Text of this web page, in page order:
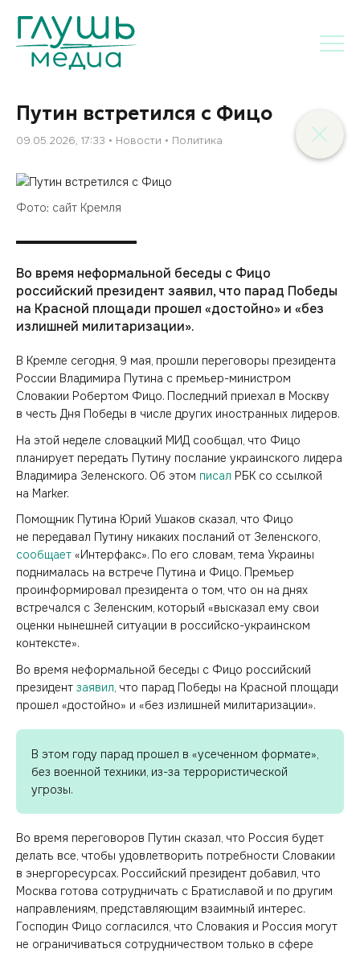
Путин встретился с Фицо
09.05.2026, 17:33 Новости Политика
Фото: сайт Кремля
Во время неформальной беседы с Фицо
российский президент заявил, что парад Победы
на Красной площади прошел «достойно» и «без
излишней милитаризации».
В Кремле сегодня, 9 мая, прошли переговоры президента
России Владимира Путина с премьер-министром
Словакии Робертом Фицо. Последний приехал в Москву
в честь Дня Победы в числе других иностранных лидеров.
На этой неделе словацкий МИД сообщал, что Фицо
планирует передать Путину послание украинского лидера
Владимира Зеленского. Об этом писал РБК со ссылкой
на Marker.
Помощник Путина Юрий Ушаков сказал, что Фицо
не передавал Путину никаких посланий от Зеленского,
сообщает «Интерфакс». По его словам, тема Украины
поднималась на встрече Путина и Фицо. Премьер
проинформировал президента о том, что он на днях
встречался с Зеленским, который «высказал ему свои
оценки нынешней ситуации в российско-украинском
контексте».
Во время неформальной беседы с Фицо российский
президент заявил , что парад Победы на Красной площади
прошел «достойно» и «без излишней милитаризации».
В этом году парад прошел в «усеченном формате»,
без военной техники, из-за террористической
угрозы.
Во время переговоров Путин сказал, что Россия будет
делать все, чтобы удовлетворить потребности Словакии
в энергоресурсах. Российский президент добавил, что
Москва готова сотрудничать с Братиславой и по другим
направлениям, представляющим взаимный интерес.
Господин Фицо согласился, что Словакия и Россия могут
не ограничиваться сотрудничеством только в сфере